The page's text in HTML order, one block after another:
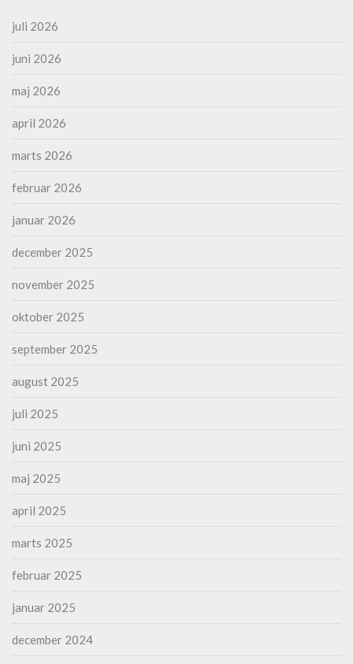
juli 2026
juni 2026
maj 2026
april 2026
marts 2026
februar 2026
januar 2026
december 2025
november 2025
oktober 2025
september 2025
august 2025
juli 2025
juni 2025
maj 2025
april 2025
marts 2025
februar 2025
januar 2025
december 2024